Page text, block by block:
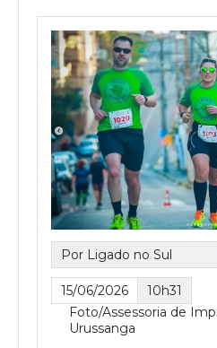
Por Ligado no Sul
15/06/2026
10h31
Foto/Assessoria de
Urussanga